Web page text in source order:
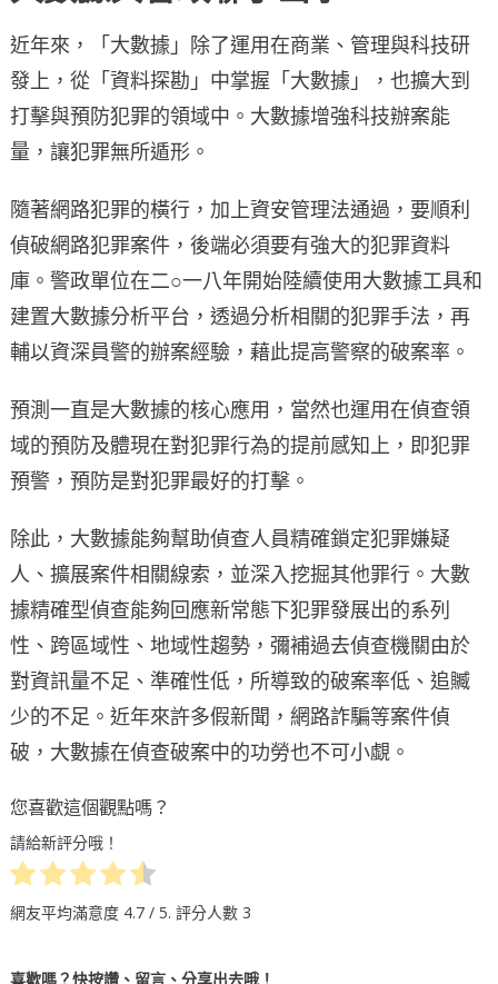
近年來，「大數據」除了運用在商業、管理與科技研
發上，從「資料探勘」中掌握「大數據」，也擴大到
打擊與預防犯罪的領域中。大數據增強科技辦案能
量，讓犯罪無所遁形。
隨著網路犯罪的橫行，加上資安管理法通過，要順利
偵破網路犯罪案件，後端必須要有強大的犯罪資料
庫。警政單位在二○一八年開始陸續使用大數據工具和
建置大數據分析平台，透過分析相關的犯罪手法，再
輔以資深員警的辦案經驗，藉此提高警察的破案率。
預測一直是大數據的核心應用，當然也運用在偵查領
域的預防及體現在對犯罪行為的提前感知上，即犯罪
預警，預防是對犯罪最好的打擊。
除此，大數據能夠幫助偵查人員精確鎖定犯罪嫌疑
人、擴展案件相關線索，並深入挖掘其他罪行。大數
據精確型偵查能夠回應新常態下犯罪發展出的系列
性、跨區域性、地域性趨勢，彌補過去偵查機關由於
對資訊量不足、準確性低，所導致的破案率低、追贓
少的不足。近年來許多假新聞，網路詐騙等案件偵
破，大數據在偵查破案中的功勞也不可小覷。
您喜歡這個觀點嗎？
請給新評分哦！
網友平均滿意度 4.7/ 5. 評分人數 3
喜歡嗎？快按讚、留言、分享出去哦！